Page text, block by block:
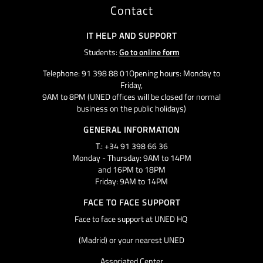
Contact
IT HELP AND SUPPORT
Students:Go to online form
Telephone: 91 398 88 01Opening hours: Monday to
Friday,
9AM to 8PM (UNED offices will be closed for normal
business on the public holidays)
GENERAL INFORMATION
T.: +34 91 398 66 36
Monday - Thursday: 9AM to 14PM
and 16PM to 18PM
Friday: 9AM to 14PM
FACE TO FACE SUPPORT
Face to face support at UNED HQ
(Madrid) or your nearest UNED